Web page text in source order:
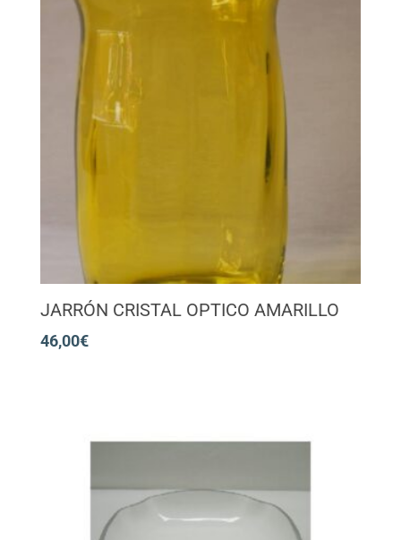
JARRÓN CRISTAL OPTICO AMARILLO
46,00€